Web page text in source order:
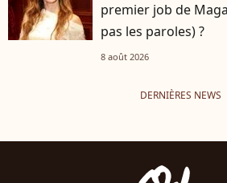
premier job de
pas les paroles) ?
8 août 2026
DERNIÈRES NEWS